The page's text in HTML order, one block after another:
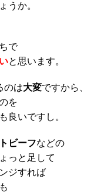
うか。
で
と思います。
のは大変ですから、
を
良いですし。
ビーフなどの
っと足して
ジすれば